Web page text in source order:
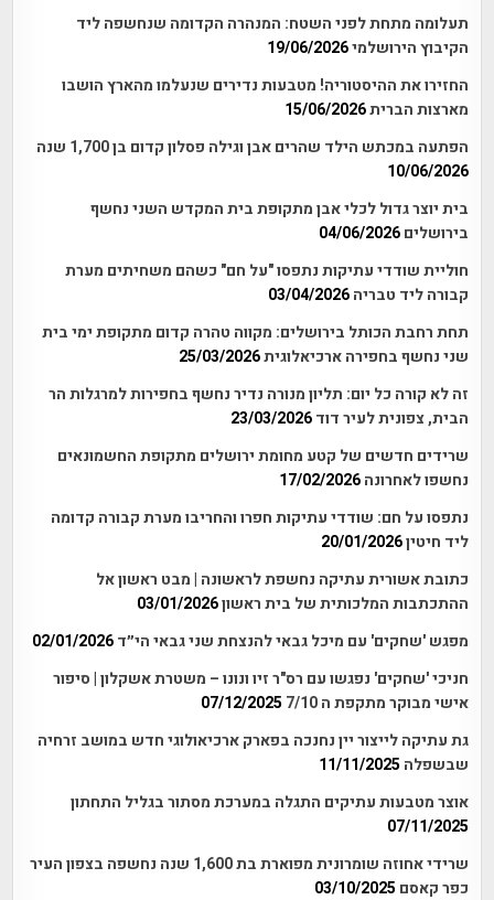
תעלומה מתחת לפני השטח: המנהרה הקדומה שנחשפה ליד
הקיבוץ הירושלמי19/06/2026
החזירו את ההיסטוריה! מטבעות נדירים שנעלמו מהארץ הושבו
מארצות הברית15/06/2026
הפתעה במכתש הילד שהרים אבן וגילה פסלון קדום בן 1,700 שנה
10/06/2026
בית יוצר גדול לכלי אבן מתקופת בית המקדש השני נחשף
בירושלים 04/06/2026
חוליית שודדי עתיקות נתפסו "על חם" כשהם משחיתים מערת
קבורה ליד טבריה 03/04/2026
תחת רחבת הכותל בירושלים: מקווה טהרה קדום מתקופת ימי בית
שני נחשף בחפירה ארכיאלוגית25/03/2026
זה לא קורה כל יום: תליון מנורה נדיר נחשף בחפירות למרגלות הר
הבית, צפונית לעיר דוד 23/03/2026
שרידים חדשים של קטע מחומת ירושלים מתקופת החשמונאים
נחשפו לאחרונה 17/02/2026
נתפסו על חם: שודדי עתיקות חפרו והחריבו מערת קבורה קדומה
ליד חיטין20/01/2026
כתובת אשורית עתיקה נחשפת לראשונה | מבט ראשון אל
ההתכתבות המלכותית של בית ראשון03/01/2026
מפגש 'שחקים' עם מיכל גבאי להנצחת שני גבאי הי״ד 02/01/2026
חניכי 'שחקים' נפגשו עם רס"ר זיו ונונו – משטרת אשקלון | סיפור
אישי מבוקר מתקפת ה 7/10
07/12/2025
גת עתיקה לייצור יין נחנכה בפארק ארכיאולוגי חדש במושב זרחיה
שבשפלה 11/11/2025
אוצר מטבעות עתיקים התגלה במערכת מסתור בגליל התחתון
07/11/2025
שרידי אחוזה שומרונית מפוארת בת 1,600 שנה נחשפה בצפון העיר
כפר קאסם 03/10/2025